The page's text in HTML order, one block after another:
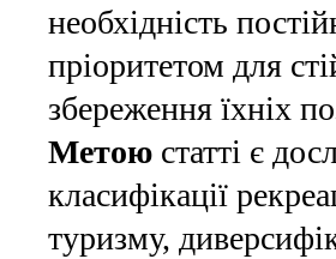
необхідність
пріоритетом для
збереження їхніх
Метою статті є
класифікації
туризму,